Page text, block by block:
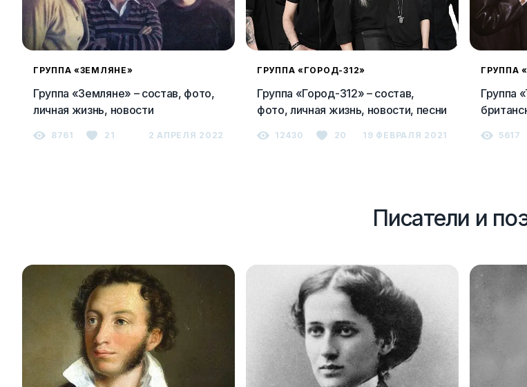
ГРУППА «ЗЕМЛЯНЕ»
Группа «Земляне» – состав, фото,
личная жизнь, новости
8761 21 2 АПРЕЛЯ 2022
ГРУППА «ГОРОД-312»
Группа «Город-312» – состав,
фото, личная жизнь, новости, песни
12430 20 19 ФЕВРАЛЯ 2021
ГРУППА
Группа
5617
Писатели и